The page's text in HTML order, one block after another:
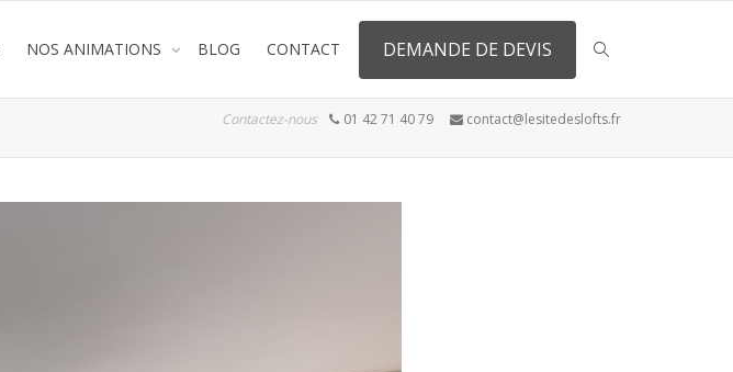
NOS ANIMATIONS BLOG CONTACT DEMANDE DE DEVIS
Contactez-nous 01 42 71 40 79 contact@lesitedeslofts.fr